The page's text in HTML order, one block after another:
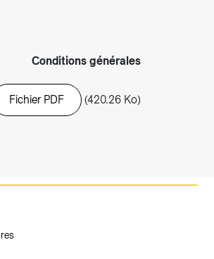
Conditions générales
Fichier PDF (420.26 Ko)